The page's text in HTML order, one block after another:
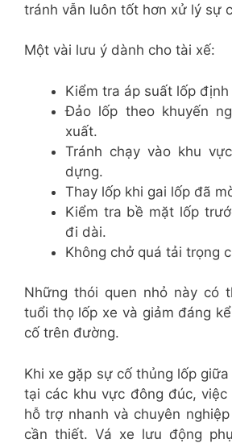
tránh vẫn luôn tốt hơn xử lý sự
Một vài lưu ý dành cho tài xế:
Kiểm tra áp suất lốp định
Đảo lốp theo khuyến
xuất.
Tránh chạy vào khu
dựng.
Thay lốp khi gai lốp đã
Kiểm tra bề mặt lốp
đi dài.
Không chở quá tải trọng
Những thói quen nhỏ này có
tuổi thọ lốp xe và giảm đáng
cố trên đường.
Khi xe gặp sự cố thủng lốp
tại các khu vực đông đúc,
hỗ trợ nhanh và chuyên
cần thiết. Vá xe lưu động